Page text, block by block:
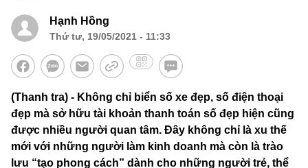
Hạnh Hồng
Thứ tư, 19/05/2021 - 11:33
(Thanh tra) - Không chỉ biển số xe đẹp, số điện thoại
đẹp mà sở hữu tài khoản thanh toán số đẹp hiện cũng
được nhiều người quan tâm. Đây không chỉ là xu thế
mới với những người làm kinh doanh mà còn là trào
lưu “tạo phong cách” dành cho những người trẻ, thể